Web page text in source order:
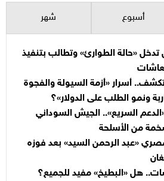
أسبوع شهر
تدخل «حالة الطوارئ» وتطالب بتنفيذ
أسرار «أزمة السيولة والفجوة
ونمو الطلب على الدولار»؟
السريع».. الجيش السوداني
من الأسلحة
«عبد الرحمن السيد» بعد فوزه
هل «البطيخ» مفيد للجميع؟